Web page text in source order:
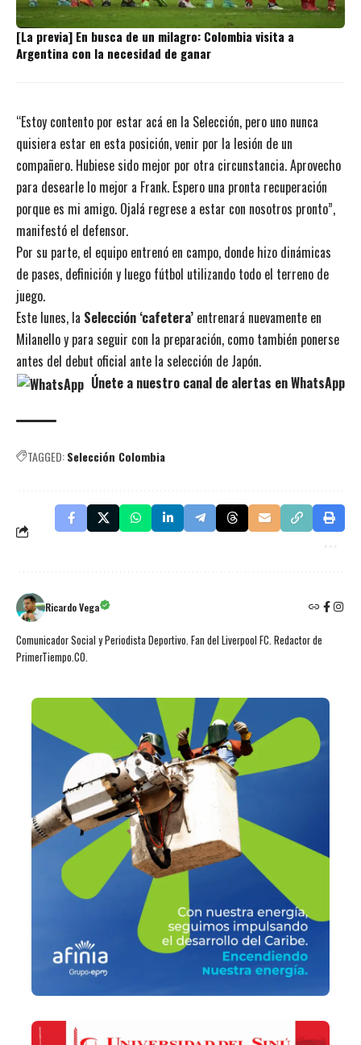
[La previa] En busca de un milagro: Colombia visita a
Argentina con la necesidad de ganar
“Estoy contento por estar acá en la Selección, pero uno nunca
quisiera estar en esta posición, venir por la lesión de un
compañero. Hubiese sido mejor por otra circunstancia. Aprovecho
para desearle lo mejor a Frank. Espero una pronta recuperación
porque es mi amigo. Ojalá regrese a estar con nosotros pronto”,
manifestó el defensor.
Por su parte, el equipo entrenó en campo, donde hizo dinámicas
de pases, definición y luego fútbol utilizando todo el terreno de
juego.
Este lunes, la Selección ‘cafetera’ entrenará nuevamente en
Milanello y para seguir con la preparación, como también ponerse
antes del debut oficial ante la selección de Japón.
Únete a nuestro canal de alertas en WhatsApp
TAGGED:Selección Colombia
Ricardo Vega
Comunicador Social y Periodista Deportivo. Fan del Liverpool FC. Redactor de
PrimerTiempo.CO.